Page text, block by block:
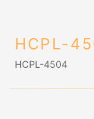
HCPL-
HCPL-4504